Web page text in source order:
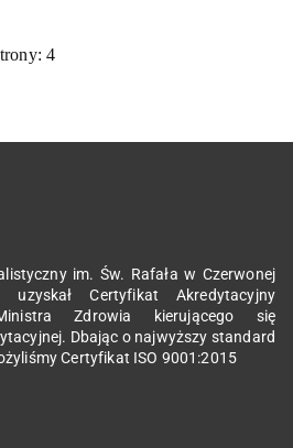
4
im. Św. Rafała w Czerwonej
Certyfikat Akredytacyjny
Zdrowia kierującego się
Dbając o najwyższy standard
Certyfikat ISO 9001:2015